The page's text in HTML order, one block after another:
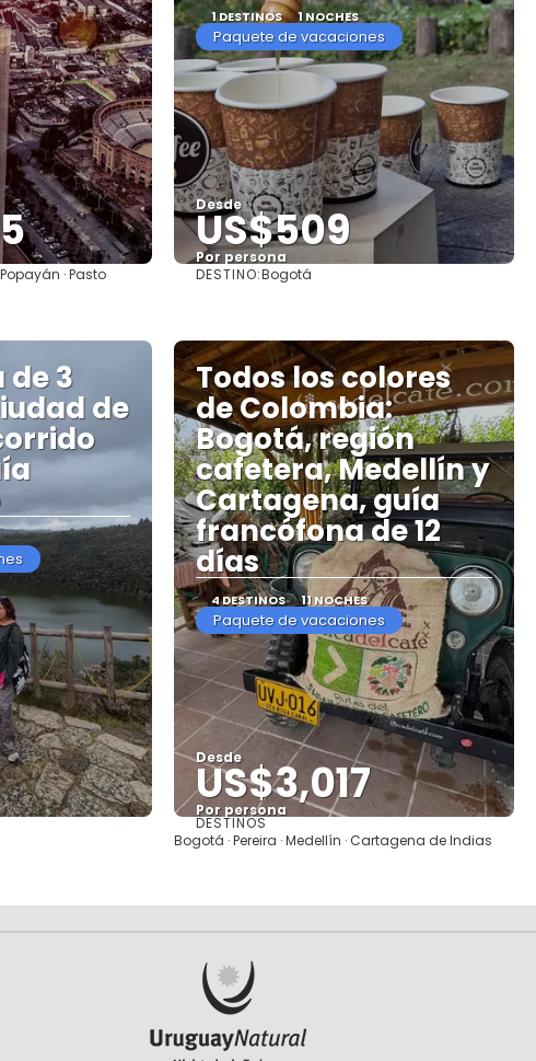
· Pasto
1 DESTINOS 1 NOCHES
Paquete de vacaciones
Desde
US$509
Por persona
DESTINO:Bogotá
de 3
de
Todos los colores
de Colombia:
Bogotá, región
cafetera, Medellín y
Cartagena, guía
francófona de 12
días
4 DESTINOS 11 NOCHES
Paquete de vacaciones
Desde
US$3,017
Por persona
Ver
DESTINOS
Bogotá · Pereira · Medellín · Cartagena de Indias